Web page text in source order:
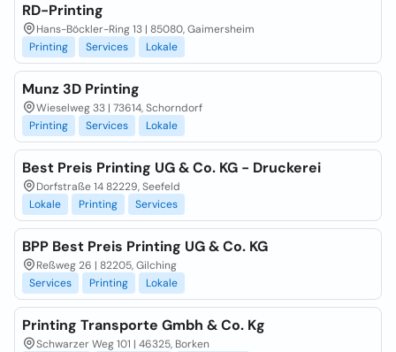
RD-Printing
Hans-Böckler-Ring 13 | 85080, Gaimersheim
Printing
Services Lokale
Munz 3D Printing
Wieselweg 33 | 73614, Schorndorf
Printing
Services Lokale
Best Preis Printing UG & Co. KG - Druckerei
Dorfstraße 14 82229, Seefeld
Lokale
Printing Services
BPP Best Preis Printing UG & Co. KG
Reßweg 26 | 82205, Gilching
Services
Printing Lokale
Printing Transporte Gmbh & Co. Kg
Schwarzer Weg 101 | 46325, Borken